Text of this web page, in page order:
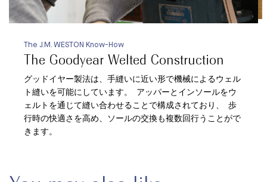
The J.M. WESTON Know-How
The Goodyear Welted Construction
グッドイヤー製法は、手縫いに近い形で機械によるウェル
ト縫いを可能にしています。 アッパーとインソールをウ
ェルトを通じて縫い合わせることで構成されており、 歩
行時の快適さを高め、ソールの交換も複数回行うことがで
きます。